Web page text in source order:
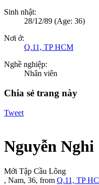
Sinh nhật:
28/12/89 (Age: 36)
Nơi ở:
Q.11, TP HCM
Nghề nghiệp:
Nhân viên
Chia sẻ trang này
Tweet
Nguyễn Nghi
Mới Tập Cầu Lông
, Nam, 36, from Q.11, TP